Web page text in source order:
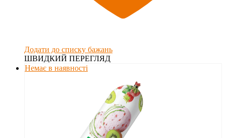
Додати до списку бажань
ШВИДКИЙ ПЕРЕГЛЯД
Немає в наявності